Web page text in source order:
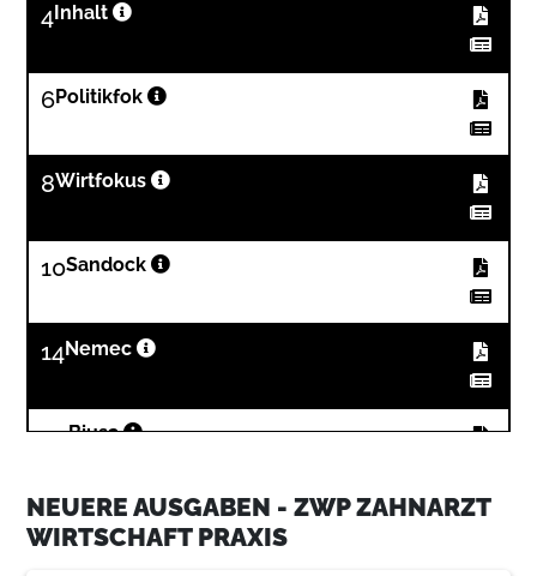
4 Inhalt
6Politikfok
8Wirtfokus
10Sandock
14Nemec
20Bius2
22Bischoff
NEUERE AUSGABEN - ZWP ZAHNARZT
WIRTSCHAFT PRAXIS